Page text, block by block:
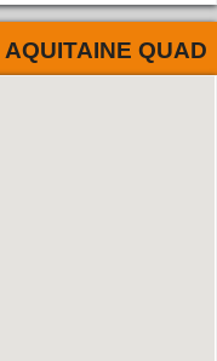
AQUITAINE QUAD